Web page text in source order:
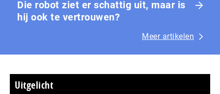
Die robot ziet er schattig uit, maar is
hij ook te vertrouwen?
Meer artikelen
Uitgelicht